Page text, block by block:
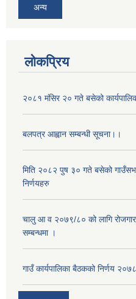
अन्य
लोकप्रिय
२०८१ मंसिर २० गते बसेको
बलपत्र आह्वान सम्बन्धी सूचना।।
मिति २०८२ पुष ३० गते बसेको
निर्णयहरु
चालु आ व २०७९/८० को लागि
सम्बन्धमा ।
गाउँ कार्यपालिका बैठकको निर्णय